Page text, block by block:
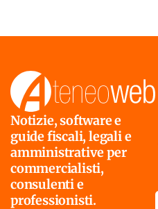
Notizie, software e
guide fiscali, legali e
amministrative per
commercialisti,
consulenti e
professionisti.